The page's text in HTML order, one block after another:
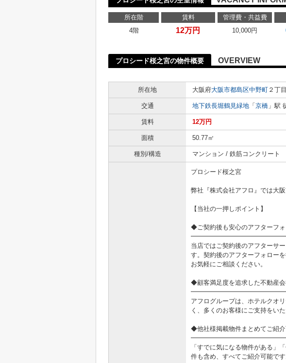
所在階 賃料 管理費・共益費
4階
12万円 10,000円
プロシード桜之宮の物件概要 OVERVIEW
所在地
大阪府大阪市都島区中野町 ２丁目
交通 地下鉄長堀鶴見緑地 「 京橋 」駅
賃料 12万円
面積 50.77㎡
種別/構造 マンション / 鉄筋コンクリート
プロシード桜之宮
弊社『株式会社アフロ』では大
【当社の一押しポイント】
◆ご契約後も安心のアフターフ
当店ではご契約後のアフターサ
す。契約後のアフターフォロー
お気軽にご相談ください。
◆顧客満足度を追求した不動産
アフログループは、ホテルクオ
く、多くのお客様にご支持をいた
◆他社様掲載物件まとめてご紹
「すでに気になる物件がある」
件も含め、すべてご紹介可能です